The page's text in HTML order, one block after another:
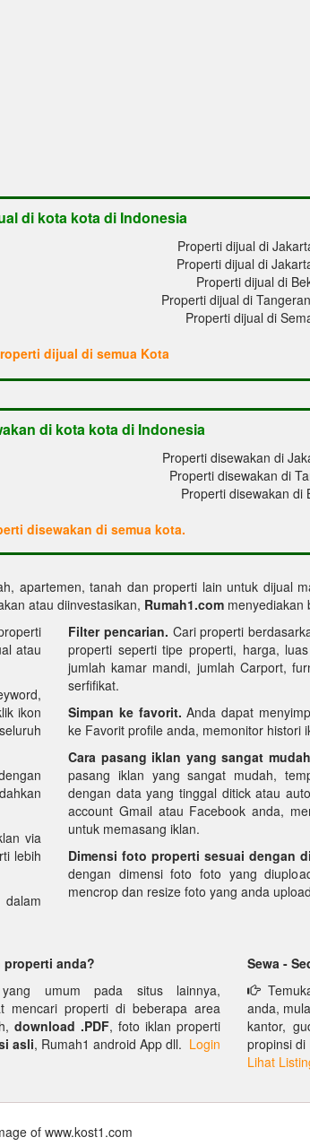
di kota kota di Indonesia
Properti dijual di
Properti dijual di
Properti dijual di
Properti dijual di
Properti dijual di
dijual di semua Kota
di kota kota di Indonesia
Properti disewakan di
Properti disewakan di
Properti disewakan di
disewakan di semua kota.
apartemen, tanah dan properti lain untuk dijual
atau diinvestasikan, Rumah1.com menyediakan
atau
ikon
via
lebih
dalam
Filter pencarian. Cari properti
properti seperti tipe properti, harga,
jumlah kamar mandi, jumlah Carport,
serfifikat.
Simpan ke favorit. Anda dapat
ke Favorit profile anda, memonitor histori
Cara pasang iklan yang sangat
pasang iklan yang sangat mudah,
dengan data yang tinggal ditick atau
account Gmail atau Facebook anda,
untuk memasang iklan.
Dimensi foto properti sesuai dengan
dengan dimensi foto foto yang
mencrop dan resize foto yang anda
properti anda?
umum pada situs lainnya,
mencari properti di beberapa area
download .PDF, foto iklan properti
asli, Rumah1 android App dll. Login
Sewa -
anda,
kantor,
propinsi di
Lihat